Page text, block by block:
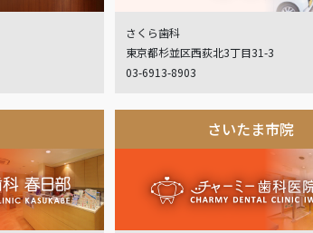
さくら歯科
東京都杉並区西荻北3丁目31-3
03-6913-8903
さいたま市院